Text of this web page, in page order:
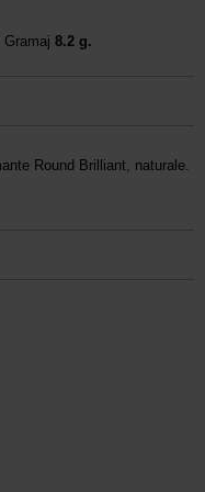
Gramaj 8.2 g.
Round Brilliant, naturale.